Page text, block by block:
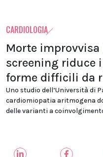
CARDIOLOGIA
Morte
screening riduce
forme difficili da
Uno studio dell’Università di
cardiomiopatia aritmogena
delle varianti a